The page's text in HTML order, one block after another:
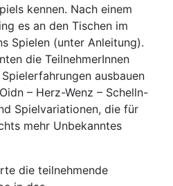
kennen. Nach einem
es an den Tischen im
Spielen (unter Anleitung).
die TeilnehmerInnen
ausbauen
– Herz-Wenz – Schelln-
Spielvariationen, die für
mehr Unbekanntes
die teilnehmende